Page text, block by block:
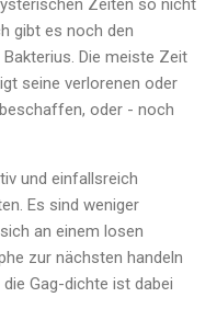
Zeiten so nicht
gibt es noch den
Die meiste Zeit
seine verlorenen oder
oder - noch
und einfallsreich
Es sind weniger
an einem losen
zur nächsten handeln
Gag-dichte ist dabei